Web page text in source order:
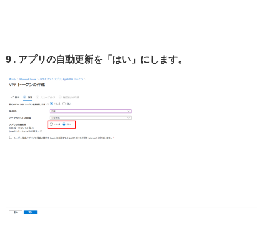
9 . アプリの自動更新を「はい」にします。